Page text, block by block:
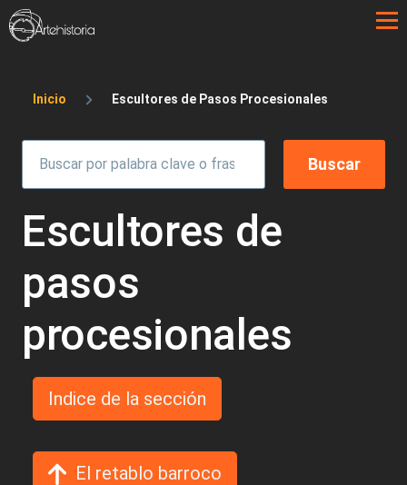
Pasar al contenido principal
Sobrescribir enlaces de ayuda a la
Inicio Escultores de Pasos Procesionales
Escultores de
pasos
procesionales
Indice de la sección
El retablo barroco